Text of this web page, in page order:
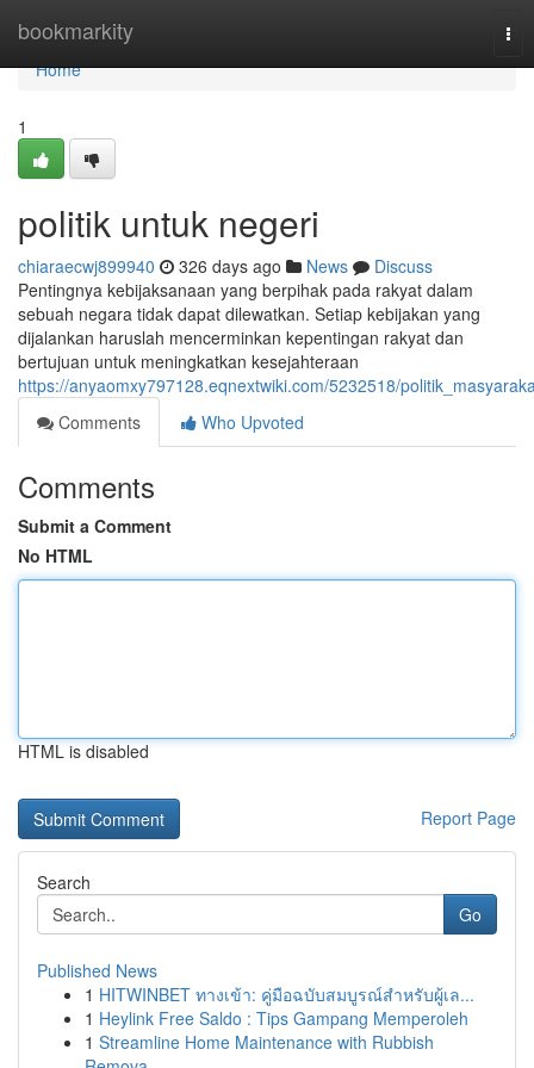
bookmarkity
Home
Home
1
politik untuk negeri
chiaraecwj899940 326 days ago News
Discuss
Pentingnya kebijaksanaan yang berpihak pada rakyat dalam
sebuah negara tidak dapat dilewatkan. Setiap kebijakan yang
dijalankan haruslah mencerminkan kepentingan rakyat dan
bertujuan untuk meningkatkan kesejahteraan
https://anyaomxy797128.eqnextwiki.com/5232518/
Comments
Who Upvoted
Comments
Submit a Comment
No HTML
HTML is disabled
Report Page
Search
Go
Published News
1 HITWINBET ทางเข้า: คู่มือฉบับสมบูรณ์สำหรับผู้เล...
1 Heylink Free Saldo : Tips Gampang Memperoleh
1 Streamline Home Maintenance with Rubbish